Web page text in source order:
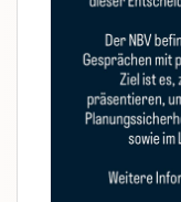
Bildungsportal